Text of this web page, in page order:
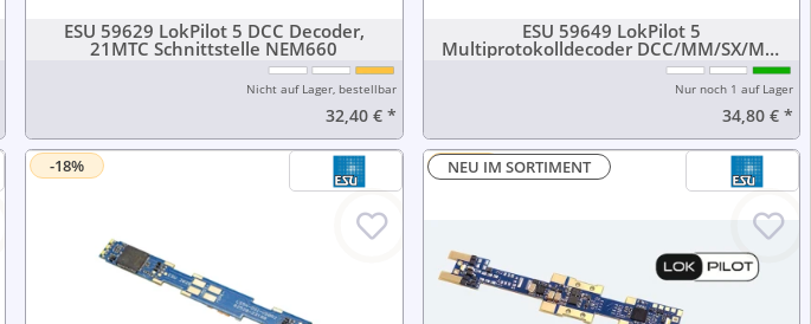
ESU 59629 LokPilot 5 DCC Decoder,
21MTC Schnittstelle NEM660
Nicht auf Lager, bestellbar
32,40 € *
ESU 59649 LokPilot 5
Multiprotokolldecoder DCC/MM/SX/M4,
Nur noch 1 auf Lager
34,80 €*
-18% NEU IM SORTIMENT
-20%